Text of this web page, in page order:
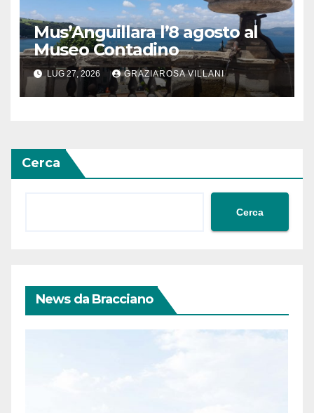
Mus’Anguillara l’8 agosto al
Museo Contadino
LUG 27, 2026 GRAZIAROSA VILLANI
Cerca
Cerca
News da Bracciano